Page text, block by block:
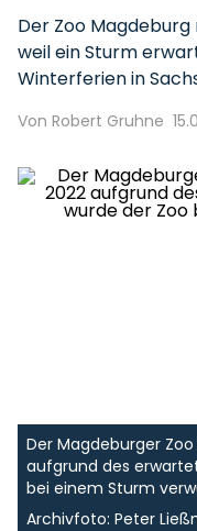
Der Zoo
weil ein Sturm
Winterferien in
Von Robert Gruhne
Der Magdeburger
aufgrund des
bei einem Sturm
Archivfoto: Peter